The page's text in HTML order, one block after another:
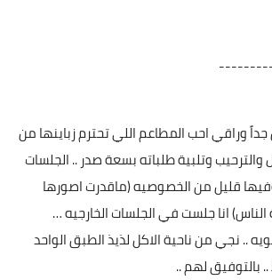
وراقي احب المطاعم اللي تحترم زباينها من
والترحيب وتلبية طلباته بسعة صدر .. الجلسات
قليل من الخصوصيه (ماقدرت اصورها
انا جلست في الجلسات الخارجيه …
.. نجي من ناحية الاكل لذيذ الطبق الواحد
لهم ..